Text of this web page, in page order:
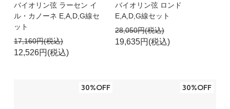
バイオリン弦 ラーセン イ
ル・カノーネ E,A,D,G線セ
ット
17,160円(税込)
12,526円(税込)
バイオリン弦 ロンド
E,A,D,G線セット
28,050円(税込)
19,635円(税込)
30%OFF 30%OFF